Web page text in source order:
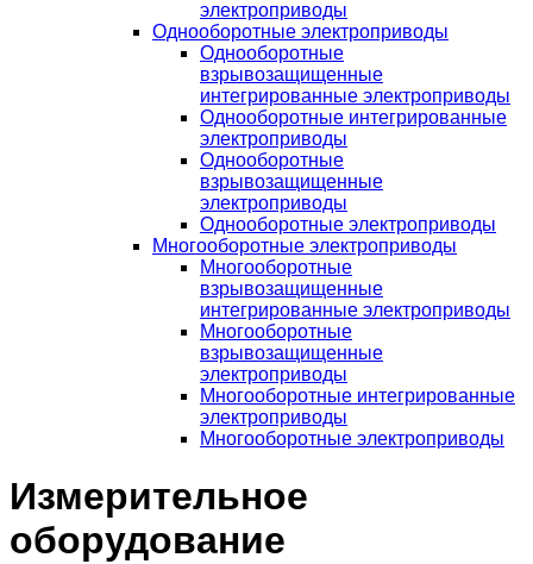
электроприводы
Однооборотные электроприводы
Однооборотные
взрывозащищенные
интегрированные электроприводы
Однооборотные интегрированные
электроприводы
Однооборотные
взрывозащищенные
электроприводы
Однооборотные электроприводы
Многооборотные электроприводы
Многооборотные
взрывозащищенные
интегрированные электроприводы
Многооборотные
взрывозащищенные
электроприводы
Многооборотные интегрированные
электроприводы
Многооборотные электроприводы
Измерительное
оборудование